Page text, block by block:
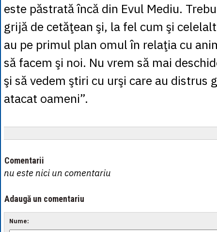
este păstrată încă din Evul Mediu.
grijă de cetăţean şi, la fel cum şi
au pe primul plan omul în relaţia cu
să facem şi noi. Nu vrem să mai
şi să vedem ştiri cu urşi care au distrus
atacat oameni”.
Comentarii
nu este nici un comentariu
Adaugă un comentariu
Nume: